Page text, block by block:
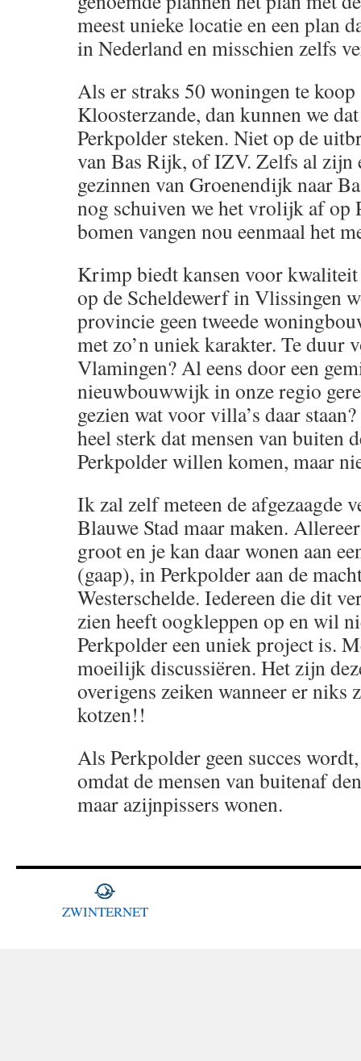
meest unieke locatie en een plan
in Nederland en misschien zelfs
Als er straks 50 woningen te koop
Kloosterzande, dan kunnen we
Perkpolder steken. Niet op de
van Bas Rijk, of IZV. Zelfs al zijn
gezinnen van Groenendijk naar
nog schuiven we het vrolijk af op
bomen vangen nou eenmaal het
Krimp biedt kansen voor kwaliteit
op de Scheldewerf in Vlissingen
provincie geen tweede
met zo’n uniek karakter. Te duur
Vlamingen? Al eens door een
nieuwbouwwijk in onze regio
gezien wat voor villa’s daar
heel sterk dat mensen van buiten
Perkpolder willen komen, maar
Ik zal zelf meteen de afgezaagde
Blauwe Stad maar maken.
groot en je kan daar wonen aan
(gaap), in Perkpolder aan de
Westerschelde. Iedereen die dit
zien heeft oogkleppen op en wil
Perkpolder een uniek project is.
moeilijk discussiëren. Het zijn
overigens zeiken wanneer er niks
kotzen!!
Als Perkpolder geen succes
omdat de mensen van buitenaf
maar azijnpissers wonen.
ZWINTERNET